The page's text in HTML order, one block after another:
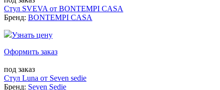
Стул SVEVA от BONTEMPI CASA
Бренд: BONTEMPI CASA
Узнать цену
Оформить заказ
под заказ
Стул Luna от Seven sedie
Бренд: Seven Sedie